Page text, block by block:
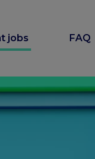
jobs FAQ